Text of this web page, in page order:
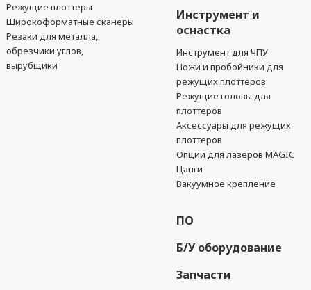
Режущие плоттеры
Широкоформатные сканеры
Резаки для металла,
обрезчики углов,
вырубщики
Инструмент и
оснастка
Инструмент для ЧПУ
Ножи и пробойники для
режущих плоттеров
Режущие головы для
плоттеров
Аксессуары для режущих
плоттеров
Опции для лазеров MAGIC
Цанги
Вакуумное крепление
ПО
Б/У оборудование
Запчасти